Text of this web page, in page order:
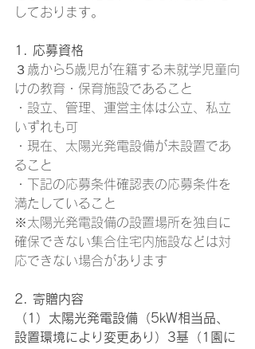
しております。
1. 応募資格
３歳から5歳児が在籍する未就学児童向
けの教育・保育施設であること
・設立、管理、運営主体は公立、私立
いずれも可
・現在、太陽光発電設備が未設置であ
ること
・下記の応募条件確認表の応募条件を
満たしていること
※太陽光発電設備の設置場所を独自に
確保できない集合住宅内施設などは対
応できない場合があります
2. 寄贈内容
（1）太陽光発電設備（5kW相当品、
設置環境により変更あり）3基（1園に